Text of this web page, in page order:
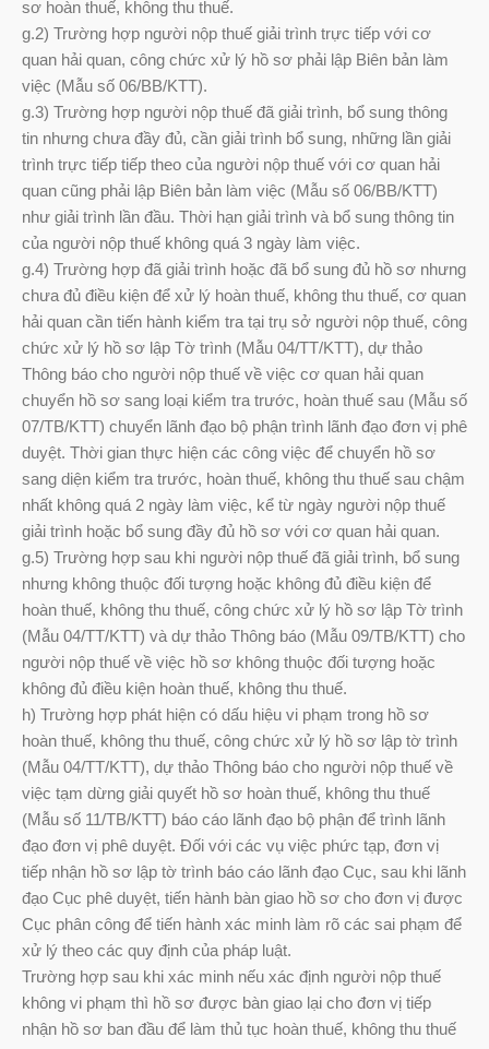
sơ hoàn thuế, không thu thuế.
g.2) Trường hợp người nộp thuế giải trình trực tiếp với cơ
quan hải quan, công chức xử lý hồ sơ phải lập Biên bản làm
việc (Mẫu số 06/BB/KTT).
g.3) Trường hợp người nộp thuế đã giải trình, bổ sung thông
tin nhưng chưa đầy đủ, cần giải trình bổ sung, những lần giải
trình trực tiếp tiếp theo của người nộp thuế với cơ quan hải
quan cũng phải lập Biên bản làm việc (Mẫu số 06/BB/KTT)
như giải trình lần đầu. Thời hạn giải trình và bổ sung thông tin
của người nộp thuế không quá 3 ngày làm việc.
g.4) Trường hợp đã giải trình hoặc đã bổ sung đủ hồ sơ nhưng
chưa đủ điều kiện để xử lý hoàn thuế, không thu thuế, cơ quan
hải quan cần tiến hành kiểm tra tại trụ sở người nộp thuế, công
chức xử lý hồ sơ lập Tờ trình (Mẫu 04/TT/KTT), dự thảo
Thông báo cho người nộp thuế về việc cơ quan hải quan
chuyển hồ sơ sang loại kiểm tra trước, hoàn thuế sau (Mẫu số
07/TB/KTT) chuyển lãnh đạo bộ phận trình lãnh đạo đơn vị phê
duyệt. Thời gian thực hiện các công việc để chuyển hồ sơ
sang diện kiểm tra trước, hoàn thuế, không thu thuế sau chậm
nhất không quá 2 ngày làm việc, kể từ ngày người nộp thuế
giải trình hoặc bổ sung đầy đủ hồ sơ với cơ quan hải quan.
g.5) Trường hợp sau khi người nộp thuế đã giải trình, bổ sung
nhưng không thuộc đối tượng hoặc không đủ điều kiện để
hoàn thuế, không thu thuế, công chức xử lý hồ sơ lập Tờ trình
(Mẫu 04/TT/KTT) và dự thảo Thông báo (Mẫu 09/TB/KTT) cho
người nộp thuế về việc hồ sơ không thuộc đối tượng hoặc
không đủ điều kiện hoàn thuế, không thu thuế.
h) Trường hợp phát hiện có dấu hiệu vi phạm trong hồ sơ
hoàn thuế, không thu thuế, công chức xử lý hồ sơ lập tờ trình
(Mẫu 04/TT/KTT), dự thảo Thông báo cho người nộp thuế về
việc tạm dừng giải quyết hồ sơ hoàn thuế, không thu thuế
(Mẫu số 11/TB/KTT) báo cáo lãnh đạo bộ phận để trình lãnh
đạo đơn vị phê duyệt. Đối với các vụ việc phức tạp, đơn vị
tiếp nhận hồ sơ lập tờ trình báo cáo lãnh đạo Cục, sau khi lãnh
đạo Cục phê duyệt, tiến hành bàn giao hồ sơ cho đơn vị được
Cục phân công để tiến hành xác minh làm rõ các sai phạm để
xử lý theo các quy định của pháp luật.
Trường hợp sau khi xác minh nếu xác định người nộp thuế
không vi phạm thì hồ sơ được bàn giao lại cho đơn vị tiếp
nhận hồ sơ ban đầu để làm thủ tục hoàn thuế, không thu thuế